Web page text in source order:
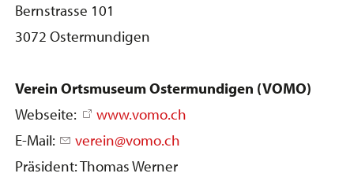
Bernstrasse 101
3072 Ostermundigen
Verein Ortsmuseum Ostermundigen (VOMO)
Webseite:
www.vomo.ch
E-Mail:
verein@vomo.ch
Präsident: Thomas Werner